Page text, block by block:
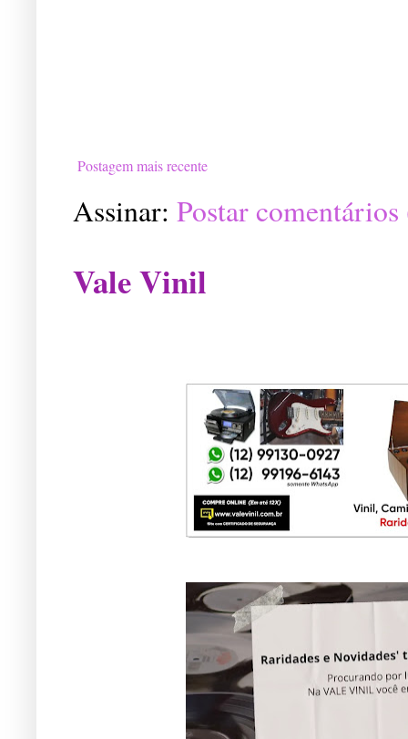
Postagem mais recente
Assinar: Postar
Vale Vinil